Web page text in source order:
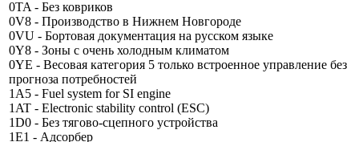
0TA - Без ковриков
0V8 - Производство в Нижнем Новгороде
0VU - Бортовая документация на русском языке
0Y8 - Зоны с очень холодным климатом
0YE - Весовая категория 5 только встроенное управление без
прогноза потребностей
1A5 - Fuel system for SI engine
1AT - Electronic stability control (ESC)
1D0 - Без тягово-сцепного устройства
1E1 - Адсорбер